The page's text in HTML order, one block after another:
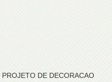
DE DECORACAO